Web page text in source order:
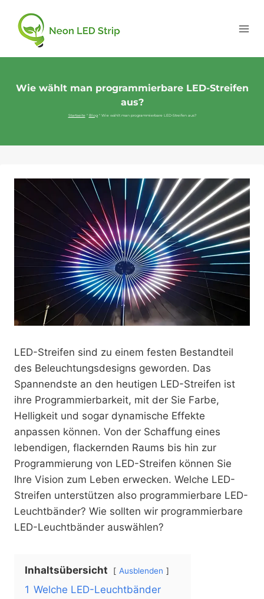
Wie wählt man programmierbare LED-Streifen
aus?
Startseite" Blog" Wie wählt man programmierbare LED-Streifen aus?
LED-Streifen sind zu einem festen Bestandteil
des Beleuchtungsdesigns geworden. Das
Spannendste an den heutigen LED-Streifen ist
ihre Programmierbarkeit, mit der Sie Farbe,
Helligkeit und sogar dynamische Effekte
anpassen können. Von der Schaffung eines
lebendigen, flackernden Raums bis hin zur
Programmierung von LED-Streifen können Sie
Ihre Vision zum Leben erwecken. Welche LED-
Streifen unterstützen also programmierbare LED-
Leuchtbänder? Wie sollten wir programmierbare
LED-Leuchtbänder auswählen?
Inhaltsübersicht Ausblenden
1 Welche LED-Leuchtbänder